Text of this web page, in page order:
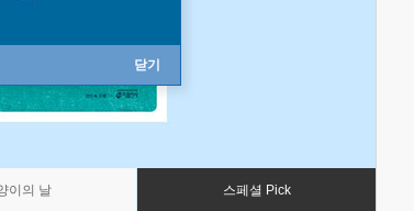
닫기
이의 날 스페셜 Pick